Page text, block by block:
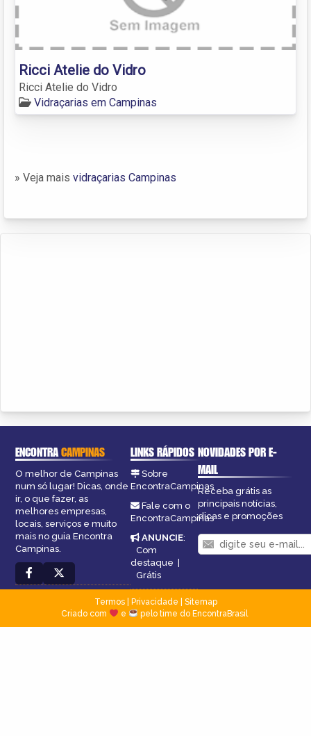
Ricci Atelie do Vidro
Ricci Atelie do Vidro
Vidraçarias em Campinas
» Veja mais vidraçarias Campinas
ENCONTRACAMPINAS
O melhor de Campinas
num só lugar! Dicas, onde
ir, o que fazer, as
melhores empresas,
locais, serviços e muito
mais no guia Encontra
Campinas.
LINKS RÁPIDOS
Sobre
EncontraCampinas
Fale com o
EncontraCampinas
ANUNCIE:
Com
destaque |
Grátis
NOVIDADES POR E-
MAIL
Receba grátis as
principais notícias,
dicas e promoções
Termos| Privacidade
Sitemap
Criado com
e pelo time do EncontraBrasil